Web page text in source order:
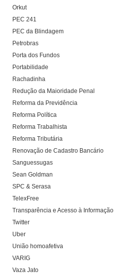
Orkut
PEC 241
PEC da Blindagem
Petrobras
Porta dos Fundos
Portabilidade
Rachadinha
Redução da Maioridade Penal
Reforma da Previdência
Reforma Política
Reforma Trabalhista
Reforma Tributária
Renovação de Cadastro Bancário
Sanguessugas
Sean Goldman
SPC & Serasa
TelexFree
Transparência e Acesso à Informação
Twitter
Uber
União homoafetiva
VARIG
Vaza Jato